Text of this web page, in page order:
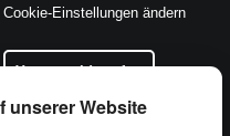
unserer Website
Cookie-Einstellungen ändern
Vertrag widerrufen